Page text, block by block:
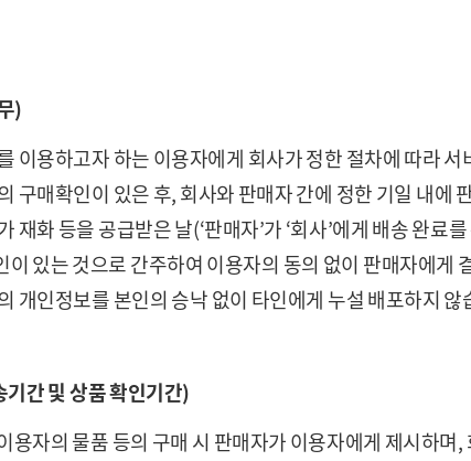
)
이용하고자 하는 이용자에게 회사가 정한 절차에 따라
구매확인이 있은 후, 회사와 판매자 간에 정한 기일 내에
재화 등을 공급받은 날(‘판매자’가 ‘회사’에게 배송 완
이 있는 것으로 간주하여 이용자의 동의 없이 판매자에게
개인정보를 본인의 승낙 없이 타인에게 누설 배포하지
간 및 상품 확인기간)
용자의 물품 등의 구매 시 판매자가 이용자에게 제시하